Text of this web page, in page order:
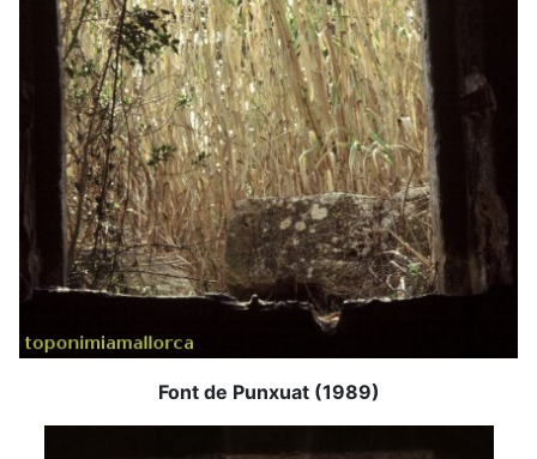
Font de Punxuat (1989)